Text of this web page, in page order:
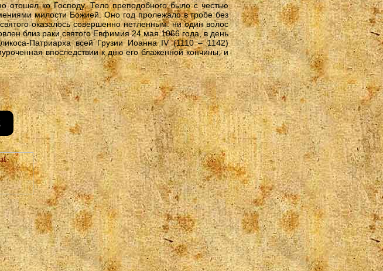
ко Господу. Тело преподобного было с честью
милости Божией. Оно год пролежало в гробе без
оказалось совершенно нетленным: ни один волос
близ раки святого Евфимия 24 мая 1066 года, в день
Патриарха всей Грузии Иоанна IV (1110 – 1142)
впоследствии к дню его блаженной кончины, и